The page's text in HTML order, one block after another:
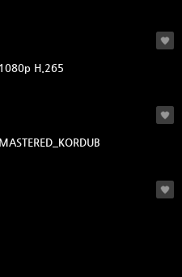
1080p H.265